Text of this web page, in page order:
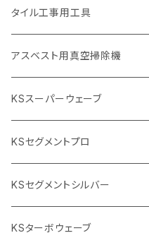
355mm（14インチ）
本体
電動切断機
本体
ダイヤモンドホイール
ブリック＆ブロック用切断機
穴あけ用工具
タイルニッパー
プロ用鏝（こて）
吸着盤
本体
低速回転
高速回転
付属品
撹拌羽根
撹拌軸
タイル工事用工具
手動工具
押し切り（手動切断機
押し切り替え刃（手動切断機替え刃
電動工具
電動切断機
タイルパッチ（ビブラート
アスベスト用真空掃除機
KSスーパーウェーブ
105mm（4インチ）
125ｍｍ（5インチ）
KSセグメントプロ
105mm（4インチ）
通常品
125mm（5インチ）
KSセグメントシルバー
105mm（4インチ）
KSターボウェーブ